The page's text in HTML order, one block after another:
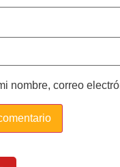
nombre, correo